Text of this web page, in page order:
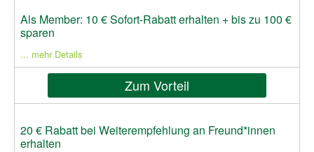
Als Member: 10 € Sofort-Rabatt erhalten + bis zu 100 €
sparen
... mehr Details
Zum Vorteil
20 € Rabatt bei Weiterempfehlung an Freund*innen
erhalten